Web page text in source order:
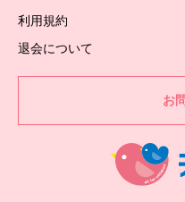
利用規約
退会について
お